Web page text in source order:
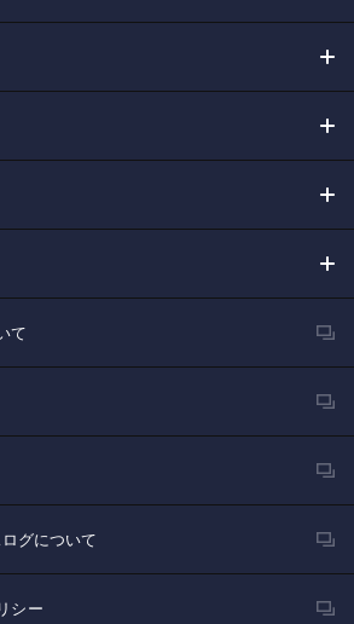
て
グについて
シー